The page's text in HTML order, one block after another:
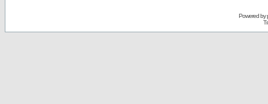
Powered by